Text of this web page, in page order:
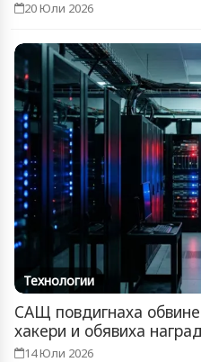
20 Юли 2026
Технологии
САЩ повдигнаха
хакери и обявиха
14 Юли 2026